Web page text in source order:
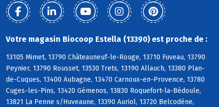
Votre magasin Biocoop Estella (13390) est proche de :
13105 Mimet, 13790 Châteauneuf-le-Rouge, 13710 Fuveau, 13790
Peynier, 13790 Rousset, 13530 Trets, 13190 Allauch, 13380 Plan-
de-Cuques, 13400 Aubagne, 13470 Carnoux-en-Provence, 13780
Cuges-les-Pins, 13420 Gémenos, 13830 Roquefort-la-Bédoule,
13821 La Penne s/Huveaune, 13390 Auriol, 13720 Belcodène,